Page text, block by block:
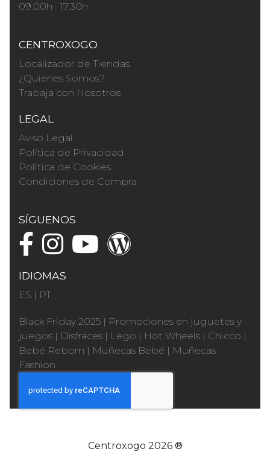
09.00h · 17.30h
CENTROXOGO
Localizador de Tiendas
¿Quienes Somos?
Trabaja con Nosotros
LEGAL
Aviso Legal
Política de Privacidad
Política de Cookies
Condiciones de Compra
SÍGUENOS
IDIOMAS
ES | PT
Black Friday 2025 | Promociones en juguetes y
juegos | Disfraces | Lego | Hot Wheels | Chicco |
Bebé Reborn | Muñecas Bebé | Muñecas
Fashion
Centroxogo 2026 ®